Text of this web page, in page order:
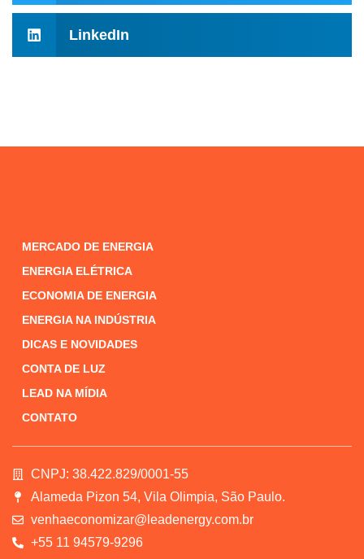
LinkedIn
MERCADO DE ENERGIA
ENERGIA ELÉTRICA
ECONOMIA DE ENERGIA
ENERGIA NA INDÚSTRIA
DICAS E NOVIDADES
CONTA DE LUZ
LEAD NA MÍDIA
CONTATO
CNPJ: 38.422.829/0001-55
Alameda Pizon 54, Vila Olimpia, São Paulo.
venhaeconomizar@leadenergy.com.br
+55 11 94579-9296